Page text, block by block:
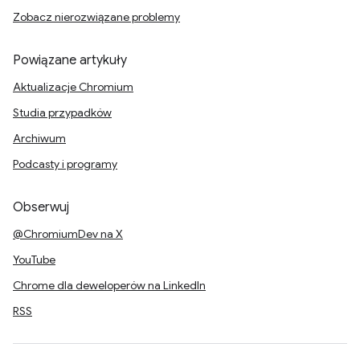
Zobacz nierozwiązane problemy
Powiązane artykuły
Aktualizacje Chromium
Studia przypadków
Archiwum
Podcasty i programy
Obserwuj
@ChromiumDev na X
YouTube
Chrome dla deweloperów na LinkedIn
RSS